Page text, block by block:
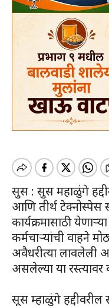
सुस : सुस महाळुंगे
आणि तीर्थ टेक्नोस्पेस
कार्यक्रमासाठी
कर्मचाऱ्यांची वाहने
अवैधरीत्या
असलेल्या या रस्त्यावर
सूस म्हाळुंगे हद्दीवरील